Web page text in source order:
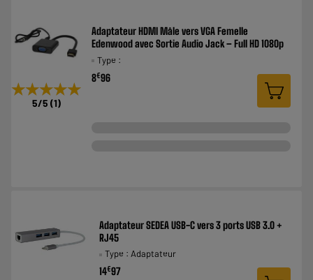
★★★★★
★★★★★
5/5 (1)
Adaptateur HDMI Mâle vers VGA Femelle
Edenwood avec Sortie Audio Jack – Full HD 1080p
Type :
8€96
Adaptateur SEDEA USB-C vers 3 ports USB 3.0 +
RJ45
Type : Adaptateur
14€97